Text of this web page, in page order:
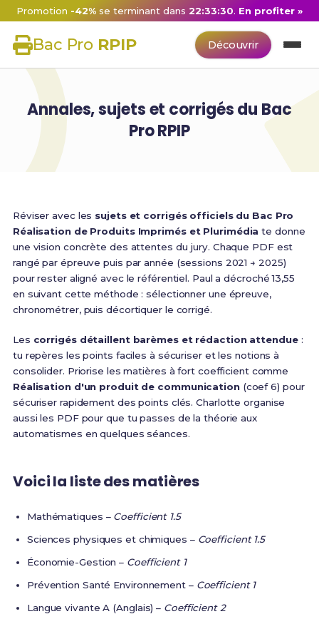
Promotion -42% se terminant dans 22:33:30. En profiter »
Bac Pro RPIP Découvrir
Annales, sujets et corrigés du Bac
Pro RPIP
Réviser avec les sujets et corrigés officiels du Bac Pro
Réalisation de Produits Imprimés et Plurimédia te donne
une vision concrète des attentes du jury. Chaque PDF est
rangé par épreuve puis par année (sessions 2021 → 2025)
pour rester aligné avec le référentiel. Paul a décroché 13,55
en suivant cette méthode : sélectionner une épreuve,
chronométrer, puis décortiquer le corrigé.
Les corrigés détaillent barèmes et rédaction attendue:
tu repères les points faciles à sécuriser et les notions à
consolider. Priorise les matières à fort coefficient comme
Réalisation d'un produit de communication(coef 6) pour
sécuriser rapidement des points clés. Charlotte organise
aussi les PDF pour que tu passes de la théorie aux
automatismes en quelques séances.
Voici la liste des matières
Mathématiques – Coefficient 1.5
Sciences physiques et chimiques – Coefficient 1.5
Économie-Gestion – Coefficient 1
Prévention Santé Environnement – Coefficient 1
Langue vivante A (Anglais) – Coefficient 2